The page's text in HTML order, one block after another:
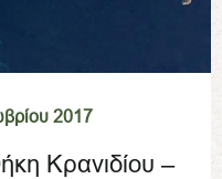
2017
Κρανιδίου –